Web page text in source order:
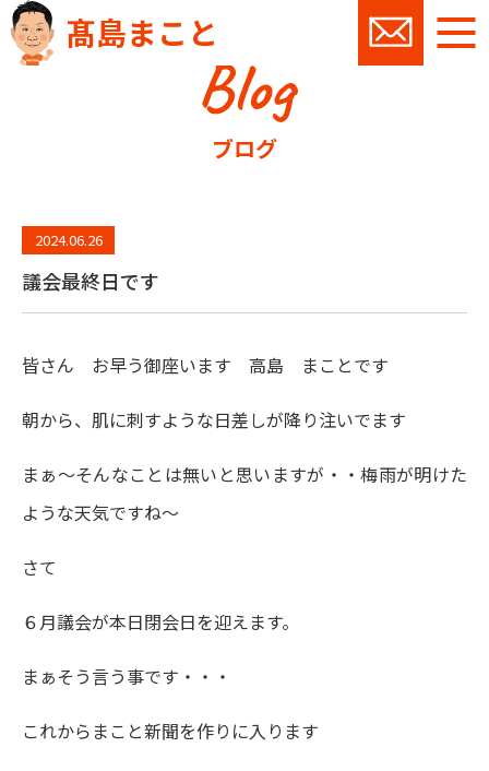
髙島まこと
Blog
ブログ
2024.06.26
議会最終日です
皆さん お早う御座います 高島 まことです
朝から、肌に刺すような日差しが降り注いでます
まぁ～そんなことは無いと思いますが・・梅雨が明けた
ような天気ですね～
さて
６月議会が本日閉会日を迎えます。
まぁそう言う事です・・・
これからまこと新聞を作りに入ります